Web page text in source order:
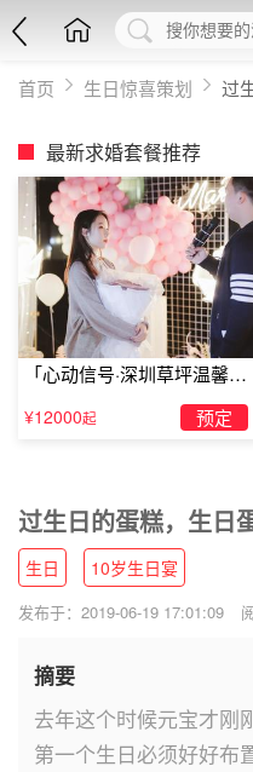
首页 生日惊喜策划 过
最新求婚套餐推荐
「心动信号·深圳草坪温馨求
婚」
¥12000起 预定
过生日的蛋糕，生日
生日 10岁生日宴
发布于：2019-06-19 17:01:09
摘要
去年这个时候元宝才刚
第一个生日必须好好布